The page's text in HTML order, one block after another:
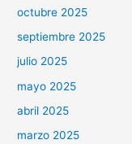
octubre 2025
septiembre 2025
julio 2025
mayo 2025
abril 2025
marzo 2025